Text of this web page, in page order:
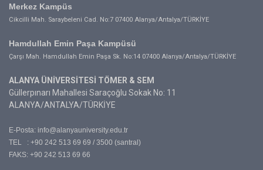
Merkez Kampüs
Cikcilli Mah. Saraybeleni Cad. No:7 07400 Alanya/Antalya/TÜRKİYE
Hamdullah Emin Paşa Kampüsü
Çarşı Mah. Hamdullah Emin Paşa Sk. No:14 07400 Alanya/Antalya/TÜRKİYE
ALANYA ÜNİVERSİTESİ TÖMER & SEM
Güllerpınarı Mahallesi Saraçoğlu Sokak No: 11
ALANYA/ANTALYA/TÜRKİYE
E-Posta: info@alanyauniversity.edu.tr
TEL : +90 242 513 69 69 / 3500 (santral)
FAKS: +90 242 513 69 66